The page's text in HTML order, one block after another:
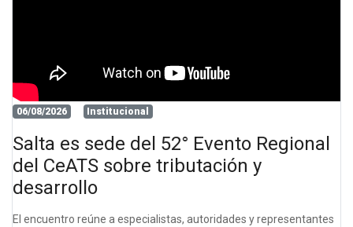
06/08/2026 Institucional
Salta es sede del 52° Evento Regional
del CeATS sobre tributación y
desarrollo
El encuentro reúne a especialistas, autoridades y representantes